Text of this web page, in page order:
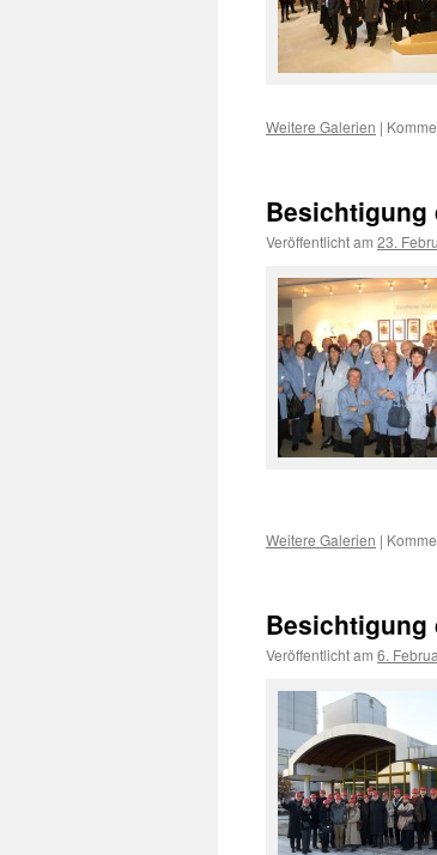
Weitere Galerien |
Besichtigung
Veröffentlicht am 23.
Weitere Galerien |
Besichtigung
Veröffentlicht am 6.